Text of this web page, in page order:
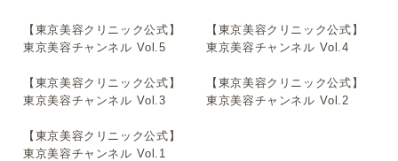
▶
【東京美容クリニック公式】
東京美容チャンネル Vol.5
▶
【東京美容クリニック公式】
東京美容チャンネル Vol.4
▶
【東京美容クリニック公式】
東京美容チャンネル Vol.3
▶
【東京美容クリニック公式】
東京美容チャンネル Vol.2
▶
【東京美容クリニック公式】
東京美容チャンネル Vol.1